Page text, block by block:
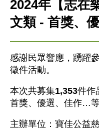
2024年【志在
文類 - 首獎、
感謝民眾響應，踴躍
徵件活動。
本次共募集1,353件作
首獎、優選、佳作…
主辦單位：寶佳公益